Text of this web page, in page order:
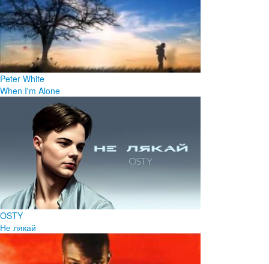
Peter White
When I'm Alone
OSTY
Не лякай